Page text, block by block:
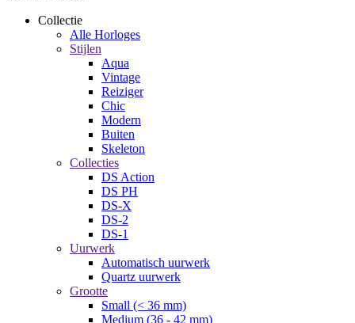
Collectie
Alle Horloges
Stijlen
Aqua
Vintage
Reiziger
Chic
Modern
Buiten
Skeleton
Collecties
DS Action
DS PH
DS-X
DS-2
DS-1
Uurwerk
Automatisch uurwerk
Quartz uurwerk
Grootte
Small (< 36 mm)
Medium (36 - 42 mm)